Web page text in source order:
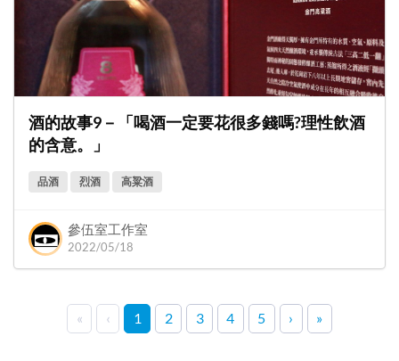
酒的故事9－「喝酒一定要花很多錢嗎?理性飲酒
的含意。」
品酒 烈酒 高粱酒
參伍室工作室
2022/05/18
« ‹ 1 2 3 4 5 › »